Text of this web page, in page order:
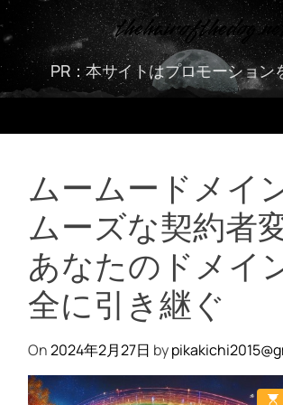
S
k
t
c
PR：本サイトはプロモーション
ムームードメイ
ムーズな契約者
あなたのドメイ
全に引き継ぐ
On2024年2月27日 by
E